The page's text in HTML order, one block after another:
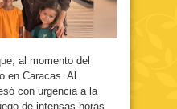
al momento del
en Caracas. Al
con urgencia a la
de intensas horas